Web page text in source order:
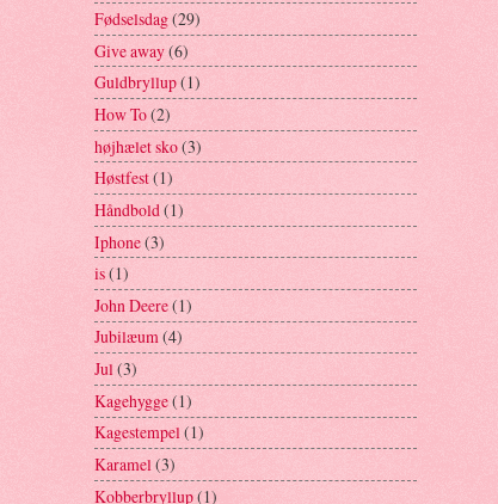
Fødselsdag(29)
Give away(6)
Guldbryllup(1)
How To(2)
højhælet sko(3)
Høstfest(1)
Håndbold(1)
Iphone(3)
is(1)
John Deere(1)
Jubilæum(4)
Jul (3)
Kagehygge(1)
Kagestempel(1)
Karamel(3)
Kobberbryllup(1)